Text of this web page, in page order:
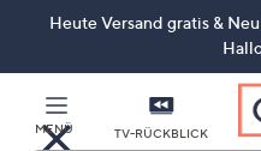
ZumHeute Versand gratis &
MENÜ TV-RÜCKBLICK